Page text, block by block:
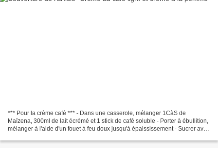
*** Pour la crème café *** - Dans une casserole, mélanger 1CàS de
Maïzena, 300ml de lait écrémé et 1 stick de café soluble - Porter à ébullition,
mélanger à l'aide d'un fouet à feu doux jusqu'à épaississement - Sucrer avec